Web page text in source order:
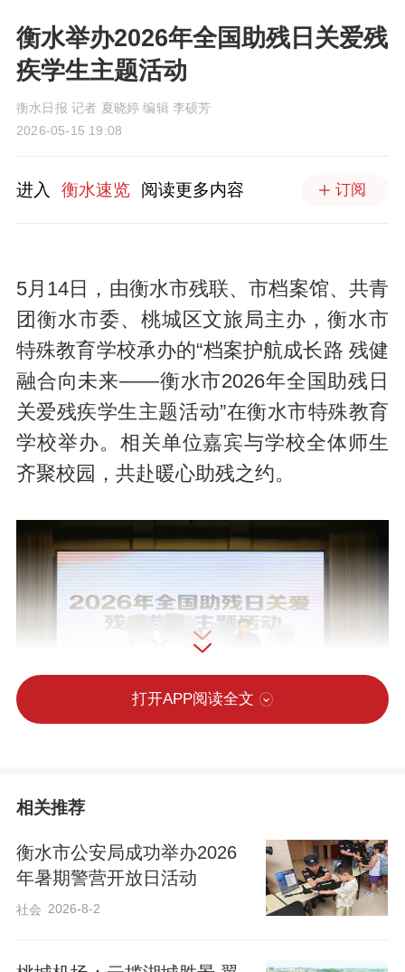
衡水举办2026年全国助残日关爱残
疾学生主题活动
衡水日报 记者 夏晓婷 编辑 李硕芳
2026-05-15 19:08
进入 衡水速览 阅读更多内容 订阅
5月14日，由衡水市残联、市档案馆、共青
团衡水市委、桃城区文旅局主办，衡水市
特殊教育学校承办的“档案护航成长路 残健
融合向未来——衡水市2026年全国助残日
关爱残疾学生主题活动”在衡水市特殊教育
学校举办。相关单位嘉宾与学校全体师生
齐聚校园，共赴暖心助残之约。
打开APP阅读全文
相关推荐
衡水市公安局成功举办2026
年暑期警营开放日活动
社会 2026-8-2